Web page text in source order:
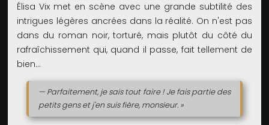
Élisa Vix met en scène avec une grande subtilité des
intrigues légères ancrées dans la réalité. On n'est pas
dans du roman noir, torturé, mais plutôt du côté du
rafraîchissement qui, quand il passe, fait tellement de
bien...
— Parfaitement, je sais tout faire ! Je fais partie des
petits gens et j'en suis fière, monsieur. »